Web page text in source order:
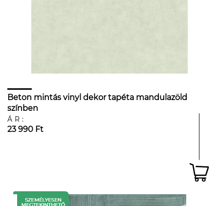
Beton mintás vinyl dekor tapéta mandulazöld
színben
ÁR:
23 990 Ft